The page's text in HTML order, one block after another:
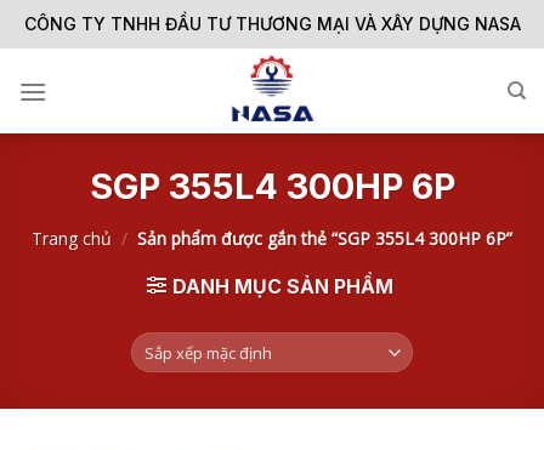
Skip
to
CÔNG TY TNHH ĐẦU TƯ THƯƠNG MẠI VÀ XÂY DỰNG NASA
SGP 355L4 300HP 6P
Trang chủ / Sản phẩm được gắn thẻ “SGP 355L4 300HP 6P”
DANH MỤC SẢN PHẨM